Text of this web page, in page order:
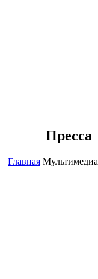
Пресса
Главная Мультимедиа